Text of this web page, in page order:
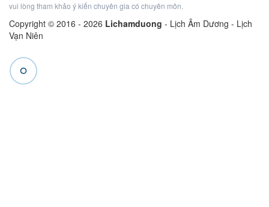
vui lòng tham khảo ý kiến chuyên gia có chuyên môn.
Copyright © 2016 - 2026 Lichamduong - Lịch Âm Dương - Lịch
Vạn Niên